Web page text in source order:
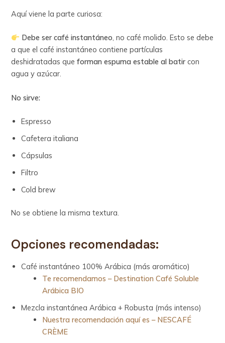
Aquí viene la parte curiosa:
Debe ser café instantáneo, no café molido. Esto se debe
a que el café instantáneo contiene partículas
deshidratadas queforman espuma estable al batir con
agua y azúcar.
No sirve:
Espresso
Cafetera italiana
Cápsulas
Filtro
Cold brew
No se obtiene la misma textura.
Opciones recomendadas:
Café instantáneo 100% Arábica (más aromático)
Te recomendamos – Destination Café Soluble
Arábica BIO
Mezcla instantánea Arábica + Robusta (más intenso)
Nuestra recomendación aquí es – NESCAFÉ
CRÈME